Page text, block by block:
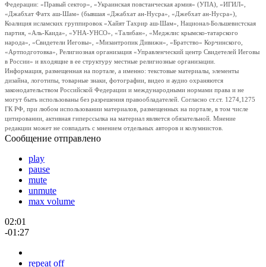
Федерации: «Правый сектор», «Украинская повстанческая армия» (УПА), «ИГИЛ»,
«Джабхат Фатх аш-Шам» (бывшая «Джабхат ан-Нусра», «Джебхат ан-Нусра»),
Коалиция исламских группировок «Хайят Тахрир аш-Шам», Национал-Большевистская
партия, «Аль-Каида», «УНА-УНСО», «Талибан», «Меджлис крымско-татарского
народа», «Свидетели Иеговы», «Мизантропик Дивижн», «Братство» Корчинского,
«Артподготовка», Религиозная организация «Управленческий центр Свидетелей Иеговы
в России» и входящие в ее структуру местные религиозные организации.
Информация, размещенная на портале, а именно: текстовые материалы, элементы
дизайна, логотипы, товарные знаки, фотографии, видео и аудио охраняются
законодательством Российской Федерации и международными нормами права и не
могут быть использованы без разрешения правообладателей. Согласно ст.ст. 1274,1275
ГК РФ, при любом использовании материалов, размещенных на портале, в том числе
цитировании, активная гиперссылка на материал является обязательной. Мнение
редакции может не совпадать с мнением отдельных авторов и колумнистов.
Сообщение отправлено
play
pause
mute
unmute
max volume
02:01
-01:27
repeat off